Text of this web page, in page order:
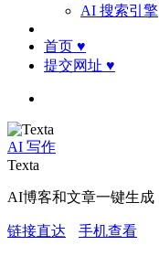
AI 搜索引擎
首页 ♥
提交网址 ♥
AI 写作
Texta
AI博客和文章一键生成
链接直达 手机查看